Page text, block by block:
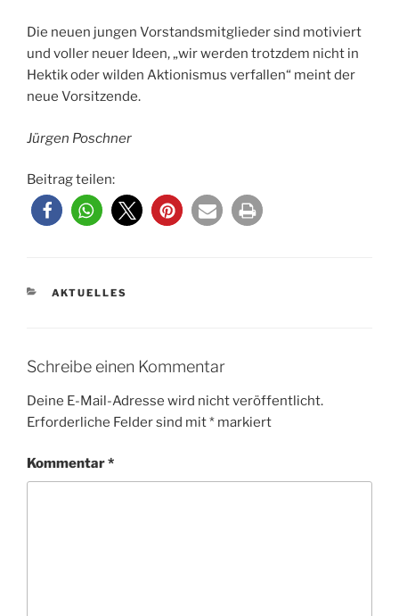
Die neuen jungen Vorstandsmitglieder sind motiviert
und voller neuer Ideen, „wir werden trotzdem nicht in
Hektik oder wilden Aktionismus verfallen“ meint der
neue Vorsitzende.
Jürgen Poschner
Beitrag teilen:
KATEGORIEN
AKTUELLES
Schreibe einen Kommentar
Deine E-Mail-Adresse wird nicht veröffentlicht.
Erforderliche Felder sind mit* markiert
Kommentar*